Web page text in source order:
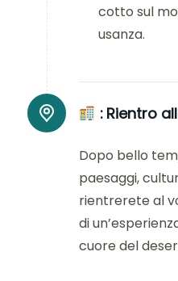
cotto sul
usanza.
: Rientro
Dopo bello
paesaggi,
rientrerete al
di
cuore del